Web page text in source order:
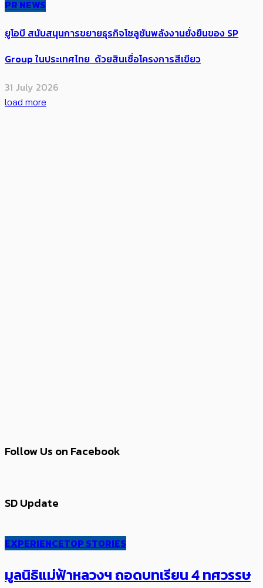
PR NEWS
ยูโอบี สนับสนุนการขยายธุรกิจโซลูชันพลังงานยั่งยืนของ SP
Group ในประเทศไทย ด้วยสินเชื่อโครงการสีเขียว
31 July 2026
load more
Follow Us on Facebook
SD Update
EXPERIENCETOP STORIES
มูลนิธิแม่ฟ้าหลวงฯ ถอดบทเรียน 4 ทศวรรษ